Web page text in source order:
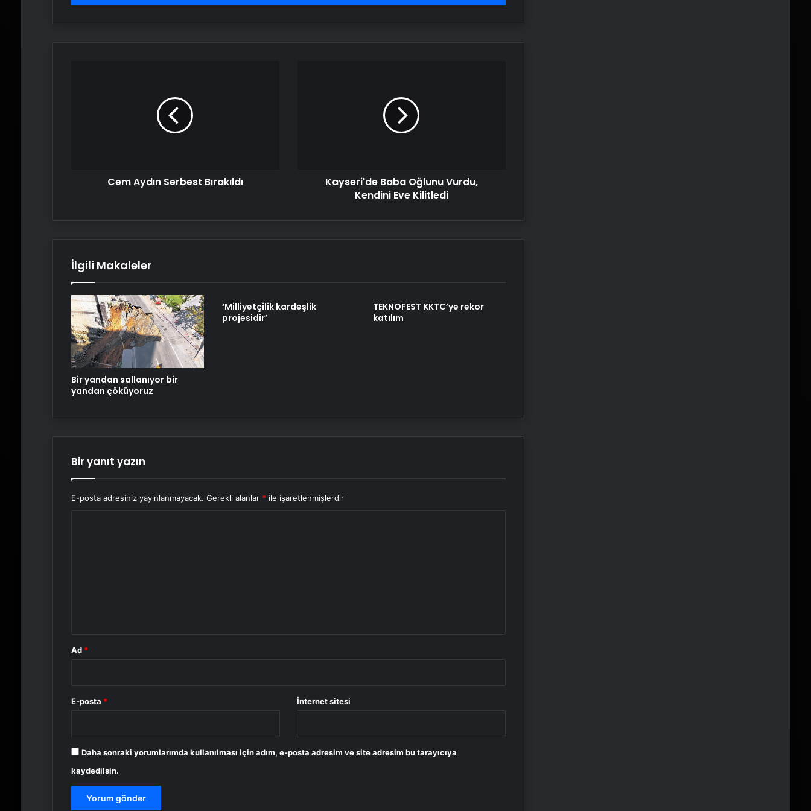
Cem Aydın Serbest Bırakıldı
Kayseri'de Baba Oğlunu Vurdu,
Kendini Eve Kilitledi
İlgili Makaleler
Bir yandan sallanıyor bir
yandan çöküyoruz
‘Milliyetçilik kardeşlik
projesidir’
TEKNOFEST KKTC’ye rekor
katılım
Bir yanıt yazın
E-posta adresiniz yayınlanmayacak. Gerekli alanlar * ile işaretlenmişlerdir
Ad *
E-posta * İnternet sitesi
Daha sonraki yorumlarımda kullanılması için adım, e-posta adresim ve site adresim bu tarayıcıya
kaydedilsin.